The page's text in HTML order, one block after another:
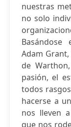
nuestras
no solo
Basándose
Adam
de
pasión, el
todos
hacerse a
nos lleven
que nos